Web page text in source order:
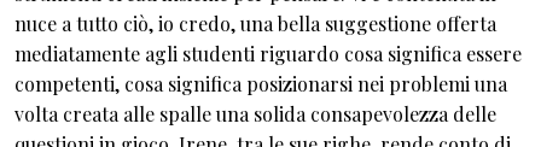
nuce a tutto ciò, io credo, una bella suggestione offerta
mediatamente agli studenti riguardo cosa significa essere
competenti, cosa significa posizionarsi nei problemi una
volta creata alle spalle una solida consapevolezza delle